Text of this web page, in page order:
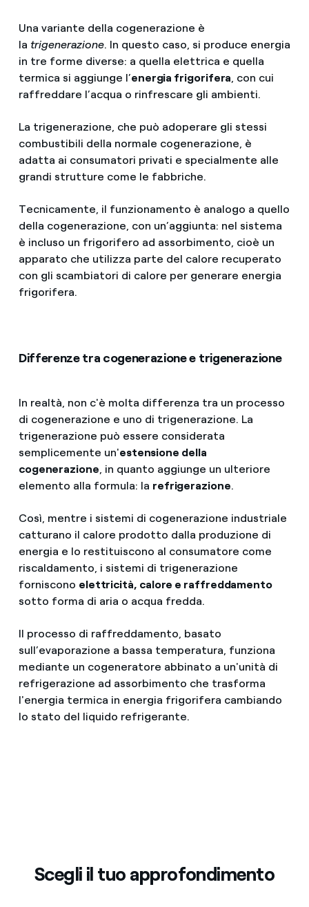
Una variante della cogenerazione è
la trigenerazione. In questo caso, si produce energia
in tre forme diverse: a quella elettrica e quella
termica si aggiunge l’energia frigorifera, con cui
raffreddare l’acqua o rinfrescare gli ambienti.
La trigenerazione, che può adoperare gli stessi
combustibili della normale cogenerazione, è
adatta ai consumatori privati e specialmente alle
grandi strutture come le fabbriche.
Tecnicamente, il funzionamento è analogo a quello
della cogenerazione, con un’aggiunta: nel sistema
è incluso un frigorifero ad assorbimento, cioè un
apparato che utilizza parte del calore recuperato
con gli scambiatori di calore per generare energia
frigorifera.
Differenze tra cogenerazione e trigenerazione
In realtà, non c'è molta differenza tra un processo
di cogenerazione e uno di trigenerazione. La
trigenerazione può essere considerata
semplicemente un'estensione della
cogenerazione , in quanto aggiunge un ulteriore
elemento alla formula: la refrigerazione.
Così, mentre i sistemi di cogenerazione industriale
catturano il calore prodotto dalla produzione di
energia e lo restituiscono al consumatore come
riscaldamento, i sistemi di trigenerazione
forniscono elettricità, calore e raffreddamento
sotto forma di aria o acqua fredda.
Il processo di raffreddamento, basato
sull’evaporazione a bassa temperatura, funziona
mediante un cogeneratore abbinato a un'unità di
refrigerazione ad assorbimento che trasforma
l'energia termica in energia frigorifera cambiando
lo stato del liquido refrigerante.
Scegli il tuo approfondimento